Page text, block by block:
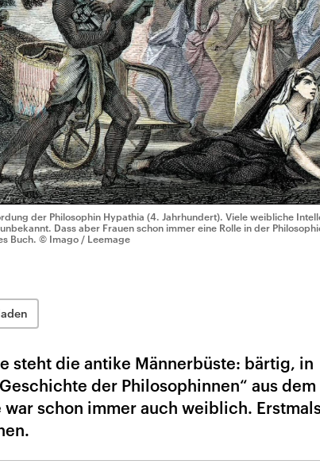
der Philosophin Hypathia (4. Jahrhundert). Viele weibliche
Dass aber Frauen schon immer eine Rolle in der
Buch. © Imago / Leemage
steht die antike Männerbüste: bärtig, in
der Philosophinnen“ aus dem
schon immer auch weiblich.